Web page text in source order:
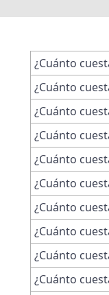
¿Cuánto
¿Cuánto
¿Cuánto
¿Cuánto
¿Cuánto
¿Cuánto
¿Cuánto
¿Cuánto
¿Cuánto
¿Cuánto